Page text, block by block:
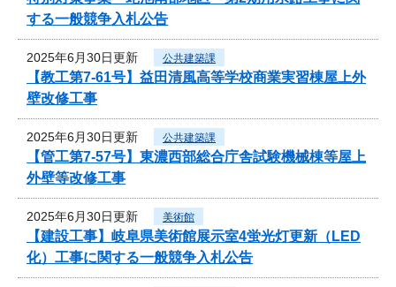
する一般競争入札公告
2025年6月30日更新 公共建築課
【教工第7-61号】益田清風高等学校商業実習棟屋上外
壁改修工事
2025年6月30日更新 公共建築課
【管工第7-57号】東濃西部総合庁舎試験機械棟等屋上
外壁等改修工事
2025年6月30日更新 美術館
【建設工事】岐阜県美術館展示室4蛍光灯更新（LED
化）工事に関する一般競争入札公告